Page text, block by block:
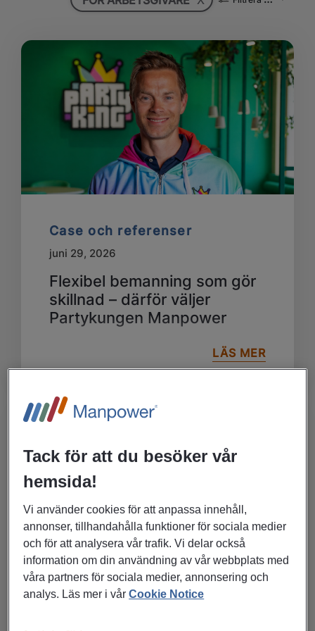
Case och referenser
juni 29, 2026
Flexibel bemanning som gör
skillnad – därför väljer
Partykungen Manpower
LÄS MER
Blogginlägg
Tack för att du besöker vår
hemsida!
Vi använder cookies för att anpassa innehåll,
annonser, tillhandahålla funktioner för sociala medier
och för att analysera vår trafik. Vi delar också
information om din användning av vår webbplats med
våra partners för sociala medier, annonsering och
analys. Läs mer i vårCookie Notice